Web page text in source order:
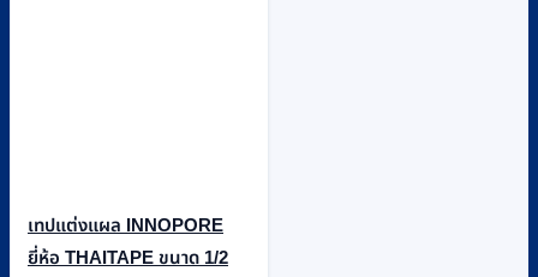
เทปแต่งแผล INNOPORE
ยี่ห้อ THAITAPE ขนาด 1/2